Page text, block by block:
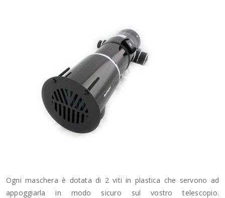
Ogni maschera è dotata di 2 viti in plastica che servono ad
appoggiarla in modo sicuro sul vostro telescopio.